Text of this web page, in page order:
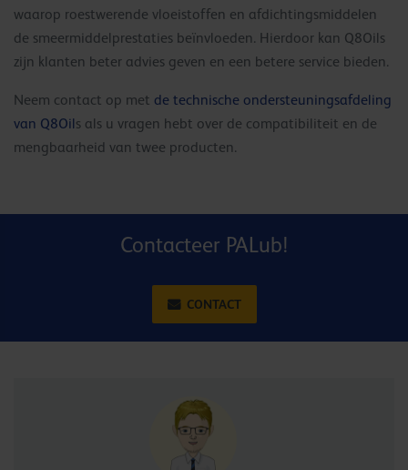
waarop roestwerende vloeistoffen en afdichtingsmiddelen
de smeermiddelprestaties beïnvloeden. Hierdoor kan Q8Oils
zijn klanten beter advies geven en een betere service bieden.
Neem contact op met de technische ondersteuningsafdeling
van Q8Oils als u vragen hebt over de compatibiliteit en de
mengbaarheid van twee producten.
Contacteer PALub!
CONTACT